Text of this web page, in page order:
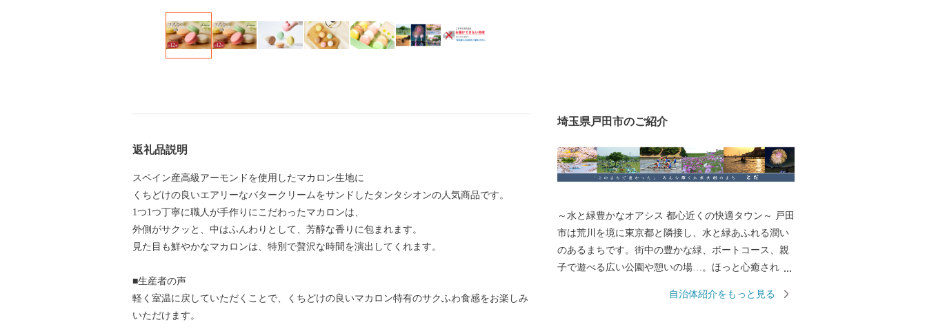
返礼品説明
スペイン産高級アーモンドを使用したマカロン生地に
くちどけの良いエアリーなバタークリームをサンドしたタンタシオンの人気商品です。
1つ1つ丁寧に職人が手作りにこだわったマカロンは、
外側がサクッと、中はふんわりとして、芳醇な香りに包まれます。
見た目も鮮やかなマカロンは、特別で贅沢な時間を演出してくれます。
■生産者の声
軽く室温に戻していただくことで、くちどけの良いマカロン特有のサクふわ食感をお楽しみ
いただけます。
埼玉県戸田市のご紹介
～水と緑豊かなオアシス 都心近くの快適タウン～ 戸田
市は荒川を境に東京都と隣接し、水と緑あふれる潤い
のあるまちです。街中の豊かな緑、ボートコース、親
子で遊べる広い公園や憩いの場…。ほっと心癒される
玉やスターマインが豪華に共演する「戸田橋花火大
自治体紹介をもっと見る